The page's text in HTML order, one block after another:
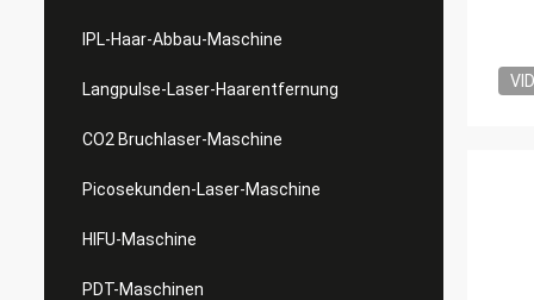
IPL-Haar-Abbau-Maschine
Langpulse-Laser-Haarentfernung
CO2 Bruchlaser-Maschine
Picosekunden-Laser-Maschine
HIFU-Maschine
PDT-Maschinen